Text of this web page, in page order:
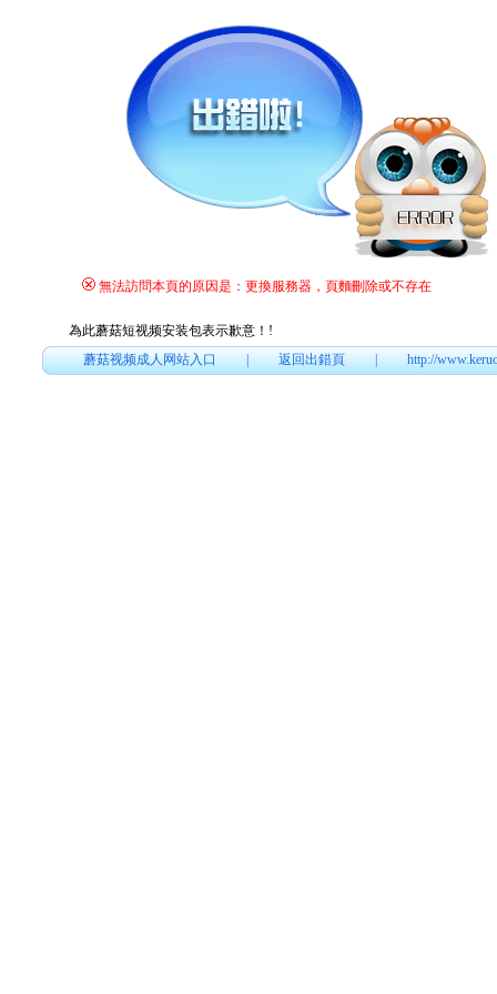
無法訪問本頁的原因是：更換服務器，頁麵刪除或不存在
為此蘑菇短视频安装包表示歉意！ !
蘑菇视频成人网站入口|返回出錯頁|http://